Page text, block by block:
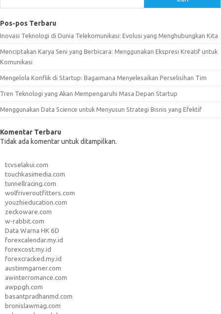
Pos-pos Terbaru
Inovasi Teknologi di Dunia Telekomunikasi: Evolusi yang Menghubungkan Kita
Menciptakan Karya Seni yang Berbicara: Menggunakan Ekspresi Kreatif untuk
Komunikasi
Mengelola Konflik di Startup: Bagaimana Menyelesaikan Perselisihan Tim
Tren Teknologi yang Akan Mempengaruhi Masa Depan Startup
Menggunakan Data Science untuk Menyusun Strategi Bisnis yang Efektif
Komentar Terbaru
Tidak ada komentar untuk ditampilkan.
tcvselakui.com
touchkasimedia.com
tunnellracing.com
wolfriveroutfitters.com
youzhieducation.com
zeckoware.com
w-rabbit.com
Data Warna HK 6D
forexcalendar.my.id
forexcost.my.id
forexcracked.my.id
austinmgarner.com
awinterromance.com
awppgh.com
basantpradhanmd.com
bronislawmag.com